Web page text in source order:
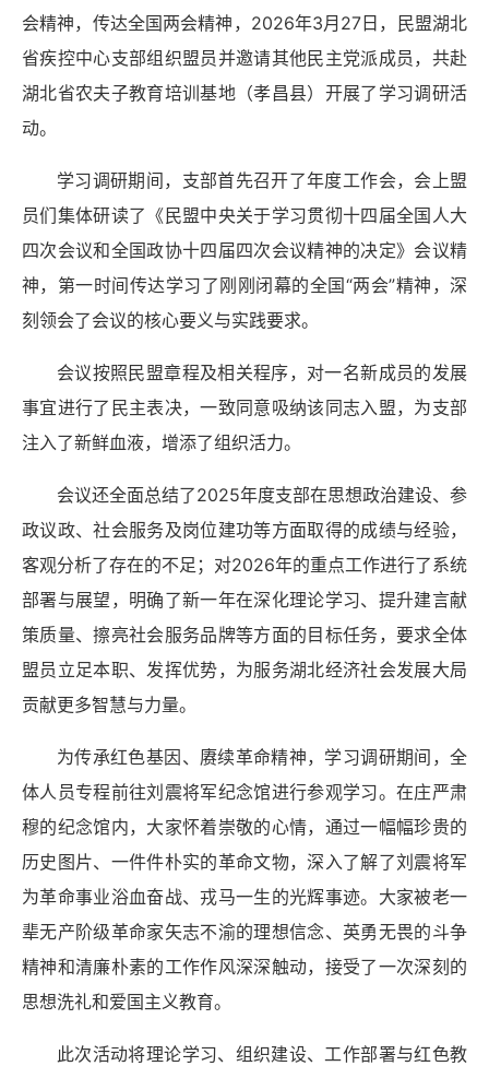
会精神，传达全国两会精神，2026年3月27日，民盟湖北
省疾控中心支部组织盟员并邀请其他民主党派成员，共赴
湖北省农夫子教育培训基地（孝昌县）开展了学习调研活
动。
学习调研期间，支部首先召开了年度工作会，会上盟
员们集体研读了《民盟中央关于学习贯彻十四届全国人大
四次会议和全国政协十四届四次会议精神的决定》会议精
神，第一时间传达学习了刚刚闭幕的全国“两会”精神，深
刻领会了会议的核心要义与实践要求。
会议按照民盟章程及相关程序，对一名新成员的发展
事宜进行了民主表决，一致同意吸纳该同志入盟，为支部
注入了新鲜血液，增添了组织活力。
会议还全面总结了2025年度支部在思想政治建设、参
政议政、社会服务及岗位建功等方面取得的成绩与经验，
客观分析了存在的不足；对2026年的重点工作进行了系统
部署与展望，明确了新一年在深化理论学习、提升建言献
策质量、擦亮社会服务品牌等方面的目标任务，要求全体
盟员立足本职、发挥优势，为服务湖北经济社会发展大局
贡献更多智慧与力量。
为传承红色基因、赓续革命精神，学习调研期间，全
体人员专程前往刘震将军纪念馆进行参观学习。在庄严肃
穆的纪念馆内，大家怀着崇敬的心情，通过一幅幅珍贵的
历史图片、一件件朴实的革命文物，深入了解了刘震将军
为革命事业浴血奋战、戎马一生的光辉事迹。大家被老一
辈无产阶级革命家矢志不渝的理想信念、英勇无畏的斗争
精神和清廉朴素的工作作风深深触动，接受了一次深刻的
思想洗礼和爱国主义教育。
此次活动将理论学习、组织建设、工作部署与红色教